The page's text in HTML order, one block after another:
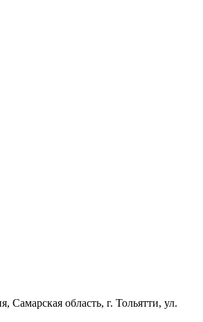
Самарская область, г. Тольятти, ул.